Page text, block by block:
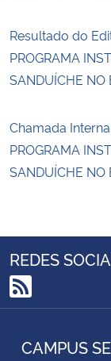
Resultado do
PROGRAMA
SANDUÍCHE NO
Chamada
PROGRAMA
SANDUÍCHE NO
REDES
RSS
CAMPUS